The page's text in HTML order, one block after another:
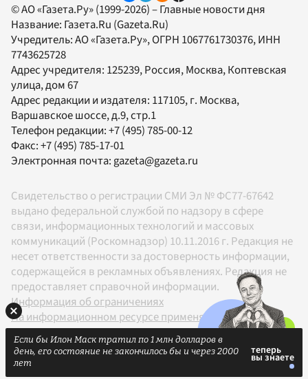
© АО «Газета.Ру» (1999-2026) – Главные новости дня
Название: Газета.Ru (Gazeta.Ru)
Учредитель:АО «Газета.Ру», ОГРН 1067761730376, ИНН
7743625728
Адрес учредителя: 125239, Россия, Москва, Коптевская
улица, дом 67
Адрес редакции и издателя: 117105, г. Москва,
Варшавское шоссе, д.9, стр.1
Телефон редакции:+7 (495) 785-00-12
Факс:+7 (495) 785-17-01
Электронная почта: gazeta@gazeta.ru
Свидетельство о регистрации СМИ Эл № ФС77-67642
выдано федеральной службой по надзору в сфере
связи, информационных технологий и массовых
коммуникаций (Роскомнадзор) 10.11.2016 г. Редакция не
несет ответственности за достоверность информации,
содержащейся в рекламных объявлениях. Редакция не
предоставляет справочной информации.
Информация об ограничениях
На информационном ресурсе применяются
рекомендательные технологии в соответствии с
Правилами
Если бы Илон Маск тратил по 1 млн долларов в
день, его состояние не закончилось бы и через 2000
лет